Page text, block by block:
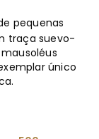
pequenas
traça suevo-
único